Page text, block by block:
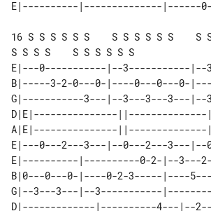
16 S S S S S S    S S S S S S    S
S S S S    S S S S S S
E|---0-----------|--3-----------|--
B|-----3-2-0---0-|----0---0---0-
G|-----------3---|--3---3---3---|--
D|E|---------------||--------------
A|E|---------------||--------------
E|---0---2---3---|--0---2---3---|--
E|----------|----------0-2-|--3---
B|0---0---0-|----0-2-3-----|----
G|--3---3---|--3-----------
D|-------------|----------4---|--